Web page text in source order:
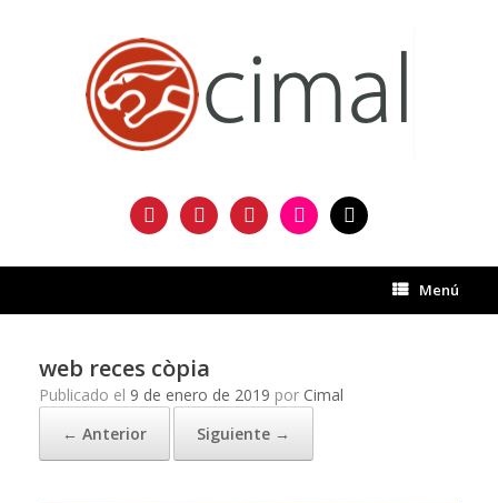
facebooktwitter instagramflickr mail
Menú
web reces còpia
Publicado el 9 de enero de 2019 por Cimal
← Anterior
Siguiente →